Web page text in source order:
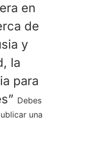
en
de
y
la
para
Debes
una